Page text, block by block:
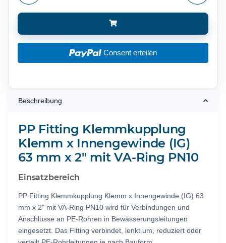
Consent erteilen
Beschreibung
PP Fitting Klemmkupplung
Klemm x Innengewinde (IG)
63 mm x 2" mit VA-Ring PN10
Einsatzbereich
PP Fitting Klemmkupplung Klemm x Innengewinde (IG) 63
mm x 2" mit VA-Ring PN10 wird für Verbindungen und
Anschlüsse an PE-Rohren in Bewässerungsleitungen
eingesetzt. Das Fitting verbindet, lenkt um, reduziert oder